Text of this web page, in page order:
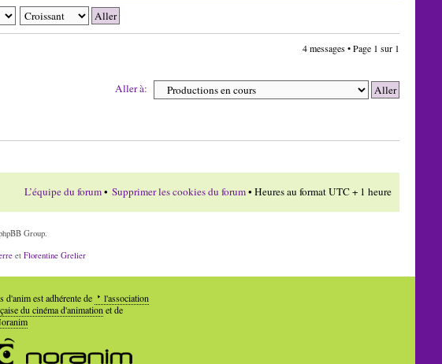
4 messages • Page 1 sur 1
Aller à:
L’équipe du forum• Supprimer les cookies du forum• Heures au format UTC + 1 heure
Group.
etFlorentine Grelier
d'anim est adhérente de
l'association
du cinéma d'animation et de